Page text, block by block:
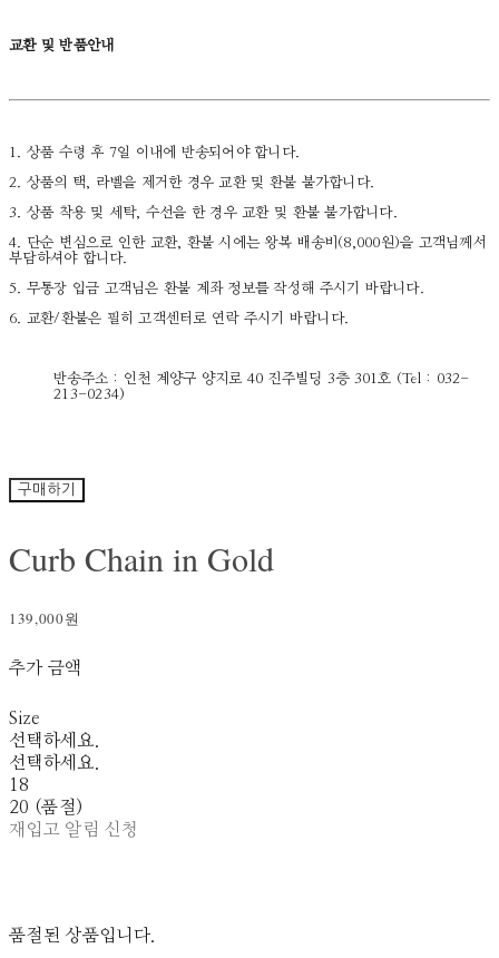
교환 및 반품안내
1. 상품 수령 후 7일 이내에 반송되어야 합니다.
2. 상품의 택, 라벨을 제거한 경우 교환 및 환불 불가합니다.
3. 상품 착용 및 세탁, 수선을 한 경우 교환 및 환불 불가합니다.
4. 단순 변심으로 인한 교환, 환불 시에는 왕복 배송비(8,000원)을 고객님께서
부담하셔야 합니다.
5. 무통장 입금 고객님은 환불 계좌 정보를 작성해 주시기 바랍니다.
6. 교환/환불은 필히 고객센터로 연락 주시기 바랍니다.
반송주소 : 인천 계양구 양지로 40 진주빌딩 3층 301호 (Tel : 032-
213-0234)
구매하기
Curb Chain in Gold
139,000원
추가 금액
Size
선택하세요.
선택하세요.
18
20 (품절)
재입고 알림 신청
품절된 상품입니다.